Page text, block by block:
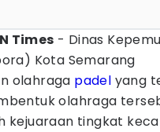
Times - Dinas
Kota Semarang
olahraga padel yang
olahraga
kejuaraan tingkat